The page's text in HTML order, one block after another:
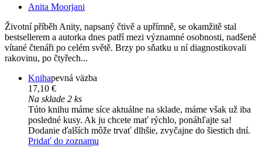
Anita Moorjani
Životní příběh Anity, napsaný čtivě a upřímně, se okamžitě stal
bestsellerem a autorka dnes patří mezi významné osobnosti, nadšeně
vítané čtenáři po celém světě. Brzy po sňatku u ní diagnostikovali
rakovinu, po čtyřech...
Knihapevná väzba
17,10 €
Na sklade 2 ks
Túto knihu máme síce aktuálne na sklade, máme však už iba
posledné kusy. Ak ju chcete mať rýchlo, ponáhľajte sa!
Dodanie ďalších môže trvať dlhšie, zvyčajne do šiestich dní.
Pridať do zoznamu